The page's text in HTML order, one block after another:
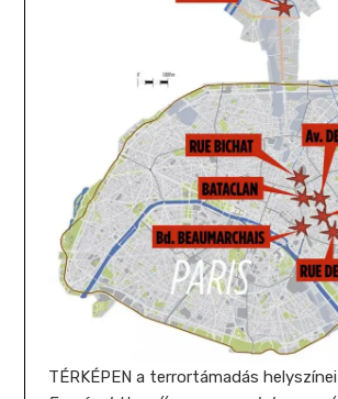
TÉRKÉPEN a terrortámadás helyszínei